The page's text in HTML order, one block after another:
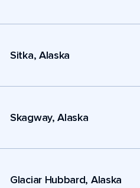
Sitka, Alaska
Skagway, Alaska
Glaciar Hubbard, Alaska